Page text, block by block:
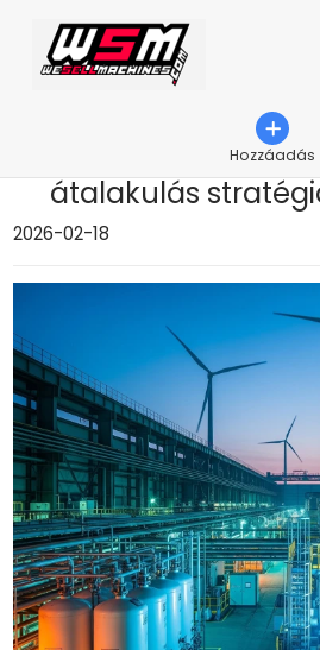
Hozzáadás
A zöld acél
átalakulás
2026-02-18